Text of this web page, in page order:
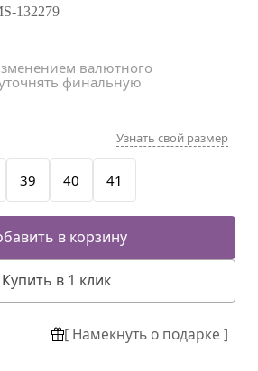
132279
валютного
финальную
39 40 41
Узнать свой размер
в корзину
Купить в 1 клик
[ Намекнуть о подарке ]